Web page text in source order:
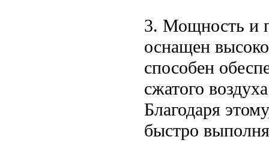
3. Мощность и
оснащен
способен
сжатого
Благодаря
быстро